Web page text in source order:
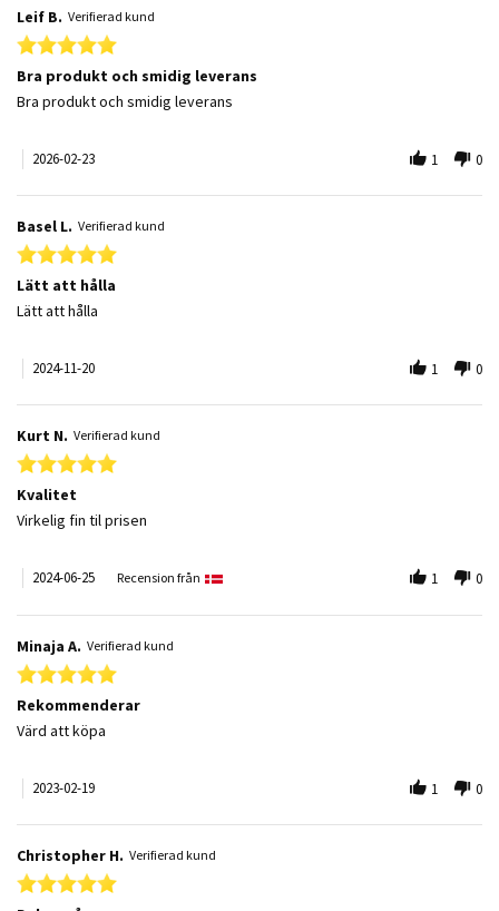
Leif B. Verifierad kund
5.0 star rating
Bra produkt och smidig leverans
Review by Leif B. on 23 Feb 2026
review stating Bra produkt och smidig leverans
Bra produkt och smidig leverans
2026-02-23 1 0
Basel L. Verifierad kund
5.0 star rating
Lätt att hålla
Review by Basel L. on 20 Nov 2024
review stating Lätt att hålla
Lätt att hålla
2024-11-20 1 0
Kurt N. Verifierad kund
5.0 star rating
Kvalitet
Review by Kurt N. on 25 Jun 2024
review stating Kvalitet
Virkelig fin til prisen
2024-06-25 Recension från 1 0
Minaja A. Verifierad kund
5.0 star rating
Rekommenderar
Review by Minaja A. on 19 Feb 2023
review stating Rekommenderar
Värd att köpa
2023-02-19 1 0
Christopher H. Verifierad kund
5.0 star rating